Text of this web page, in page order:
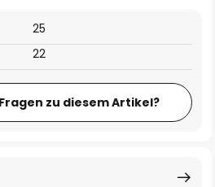
25
22
zu diesem Artikel?